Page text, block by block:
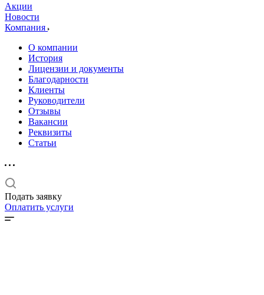
Акции
Новости
Компания
О компании
История
Лицензии и документы
Благодарности
Клиенты
Руководители
Отзывы
Вакансии
Реквизиты
Статьи
Подать заявку
Оплатить услуги